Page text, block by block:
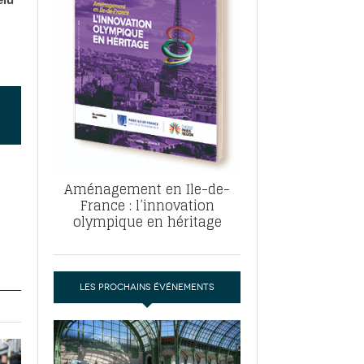
ABF, ZAC : F. Vauglin détaille sa
pour l’urbanisme parisien- 17
de la tech et de la finance
marché de la location de luxe-
Aménagement en Ile-de-
France : l’innovation
olympique en héritage
LES PROCHAINS ÉVÉNEMENTS